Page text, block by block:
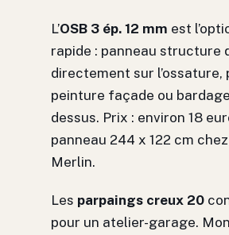
L’OSB 3 ép. 12 mm est
rapide : panneau structure
directement sur l’ossature,
peinture façade ou
dessus. Prix : environ 18
panneau 244 x 122 cm
Merlin.
Les parpaings creux 20
pour un atelier-garage.